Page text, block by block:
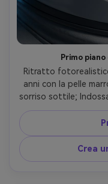
Primo
Ritratto
anni con la pelle
sorriso sottile;
con visiera
campo stellare e della
luce interna del
cerchio; Canon R3,
testa e spalle;
Crea